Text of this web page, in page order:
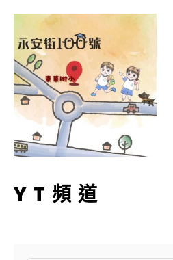
YT頻道